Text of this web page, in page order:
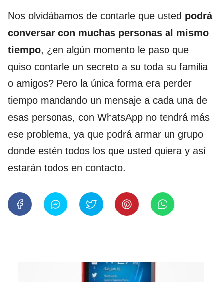
Nos olvidábamos de contarle que usted podrá
conversar con muchas personas al mismo
tiempo, ¿en algún momento le paso que
quiso contarle un secreto a su toda su familia
o amigos? Pero la única forma era perder
tiempo mandando un mensaje a cada una de
esas personas, con WhatsApp no tendrá más
ese problema, ya que podrá armar un grupo
donde estén todos los que usted quiera y así
estarán todos en contacto.